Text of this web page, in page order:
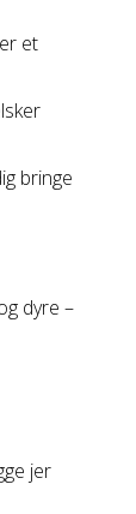
et
bringe
dyre –
jer